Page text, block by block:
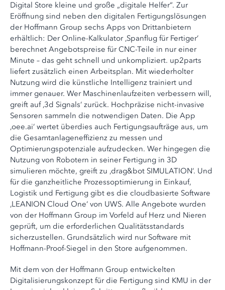
Digital Store kleine und große „digitale Helfer“. Zur
Eröffnung sind neben den digitalen Fertigungslösungen
der Hoffmann Group sechs Apps von Drittanbietern
erhältlich: Der Online-Kalkulator ‚Spanflug für Fertiger‘
berechnet Angebotspreise für CNC-Teile in nur einer
Minute – das geht schnell und unkompliziert. up2parts
liefert zusätzlich einen Arbeitsplan. Mit wiederholter
Nutzung wird die künstliche Intelligenz trainiert und
immer genauer. Wer Maschinenlaufzeiten verbessern will,
greift auf ‚3d Signals‘ zurück. Hochpräzise nicht-invasive
Sensoren sammeln die notwendigen Daten. Die App
‚oee.ai‘ wertet überdies auch Fertigungsaufträge aus, um
die Gesamtanlageneffizienz zu messen und
Optimierungspotenziale aufzudecken. Wer hingegen die
Nutzung von Robotern in seiner Fertigung in 3D
simulieren möchte, greift zu ‚drag&bot SIMULATION‘. Und
für die ganzheitliche Prozessoptimierung in Einkauf,
Logistik und Fertigung gibt es die cloudbasierte Software
‚LEANION Cloud One‘ von UWS. Alle Angebote wurden
von der Hoffmann Group im Vorfeld auf Herz und Nieren
geprüft, um die erforderlichen Qualitätsstandards
sicherzustellen. Grundsätzlich wird nur Software mit
Hoffmann-Proof-Siegel in den Store aufgenommen.
Mit dem von der Hoffmann Group entwickelten
Digitalisierungskonzept für die Fertigung sind KMU in der